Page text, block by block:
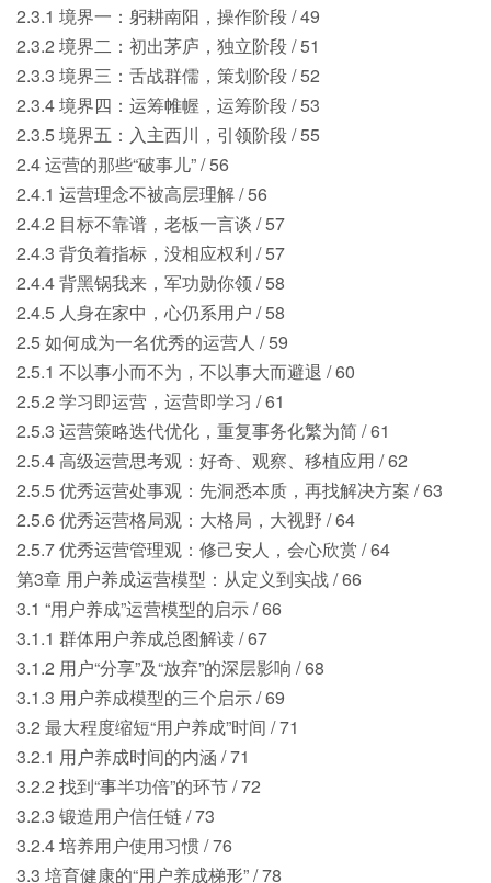
2.3.1 境界一：躬耕南阳，操作阶段 / 49
2.3.2 境界二：初出茅庐，独立阶段 / 51
2.3.3 境界三：舌战群儒，策划阶段 / 52
2.3.4 境界四：运筹帷幄，运筹阶段 / 53
2.3.5 境界五：入主西川，引领阶段 / 55
2.4 运营的那些“破事儿” / 56
2.4.1 运营理念不被高层理解 / 56
2.4.2 目标不靠谱，老板一言谈 / 57
2.4.3 背负着指标，没相应权利 / 57
2.4.4 背黑锅我来，军功勋你领 / 58
2.4.5 人身在家中，心仍系用户 / 58
2.5 如何成为一名优秀的运营人 / 59
2.5.1 不以事小而不为，不以事大而避退 / 60
2.5.2 学习即运营，运营即学习 / 61
2.5.3 运营策略迭代优化，重复事务化繁为简 / 61
2.5.4 高级运营思考观：好奇、观察、移植应用 / 62
2.5.5 优秀运营处事观：先洞悉本质，再找解决方案 / 63
2.5.6 优秀运营格局观：大格局，大视野 / 64
2.5.7 优秀运营管理观：修己安人，会心欣赏 / 64
第3章 用户养成运营模型：从定义到实战 / 66
3.1 “用户养成”运营模型的启示 / 66
3.1.1 群体用户养成总图解读 / 67
3.1.2 用户“分享”及“放弃”的深层影响 / 68
3.1.3 用户养成模型的三个启示 / 69
3.2 最大程度缩短“用户养成”时间 / 71
3.2.1 用户养成时间的内涵 / 71
3.2.2 找到“事半功倍”的环节 / 72
3.2.3 锻造用户信任链 / 73
3.2.4 培养用户使用习惯 / 76
3.3 培育健康的“用户养成梯形” / 78